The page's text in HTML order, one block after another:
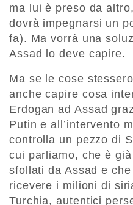
ma lui è preso da
dovrà impegnarsi un
fa). Ma vorrà una
Assad lo deve capire.
Ma se le cose
anche capire cosa
Erdogan ad Assad
Putin e all’intervento
controlla un pezzo di
cui parliamo, che è
sfollati da Assad e
ricevere i milioni di
Turchia, autentici